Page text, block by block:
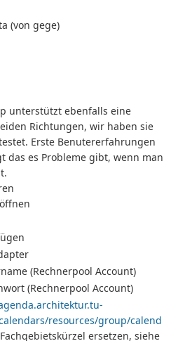
(von gege)
unterstützt ebenfalls eine
Richtungen, wir haben sie
Erste Benutererfahrungen
das es Probleme gibt, wenn man
(Rechnerpool Account)
(Rechnerpool Account)
resources/group/calend
ersetzen, siehe